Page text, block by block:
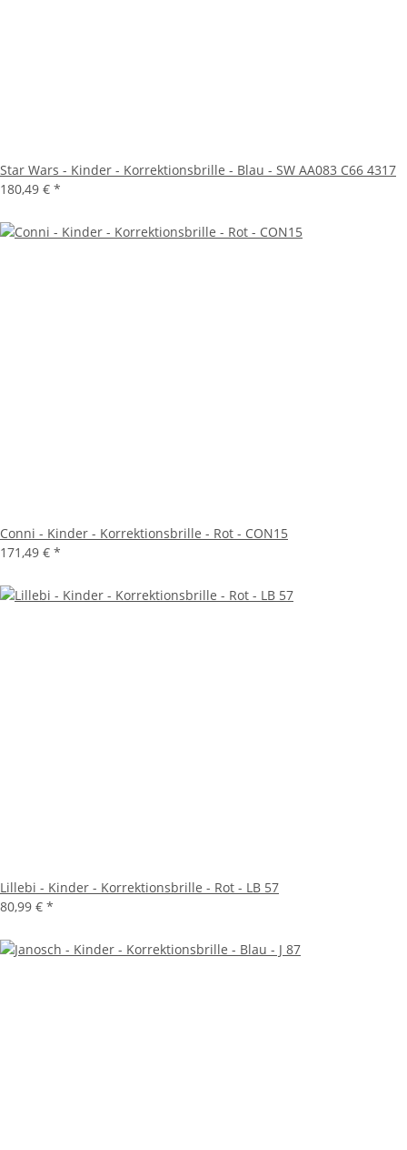
Star Wars - Kinder - Korrektionsbrille - Blau - SW AA083 C66 4317
180,49 € *
Conni - Kinder - Korrektionsbrille - Rot - CON15
171,49 € *
Lillebi - Kinder - Korrektionsbrille - Rot - LB 57
80,99 € *